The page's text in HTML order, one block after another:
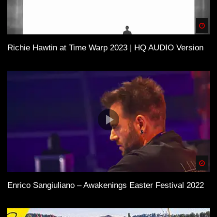
Richie Hawtin at Time Warp 2023 | HQ AUDIO Version
Enrico Sangiuliano – Awakenings Easter Festival 2022